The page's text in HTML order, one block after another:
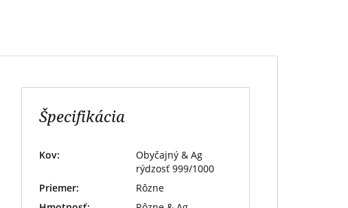
Špecifikácia
Kov:
Obyčajný & Ag
rýdzosť 999/1000
Priemer:
Rôzne